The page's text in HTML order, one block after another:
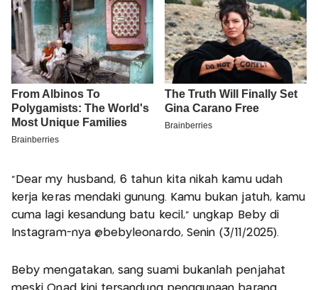
“Dear my husband, 6 tahun kita nikah kamu udah
kerja keras mendaki gunung. Kamu bukan jatuh, kamu
cuma lagi kesandung batu kecil,” ungkap Beby di
Instagram-nya @bebyleonardo, Senin (3/11/2025).
Beby mengatakan, sang suami bukanlah penjahat